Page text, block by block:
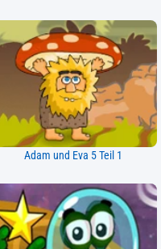
Adam und Eva 5 Teil 1